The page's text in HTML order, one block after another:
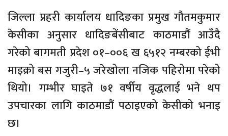
जिल्ला प्रहरी कार्यालय धादिङका प्रमुख गौतमकुमार
केसीका अनुसार धादिङबेंसीबाट काठमाडौं आउँदै
गरेको बागमती प्रदेश ०१–००६ ख ६५१२ नम्बरको ईभी
माइक्रो बस गजुरी–५ जरेखोला नजिक पहिरोमा परेको
थियो। गम्भीर घाइते ७१ वर्षीय वृद्धलाई भने थप
उपचारका लागि काठमाडौं पठाइएको केसीको भनाइ
छ।